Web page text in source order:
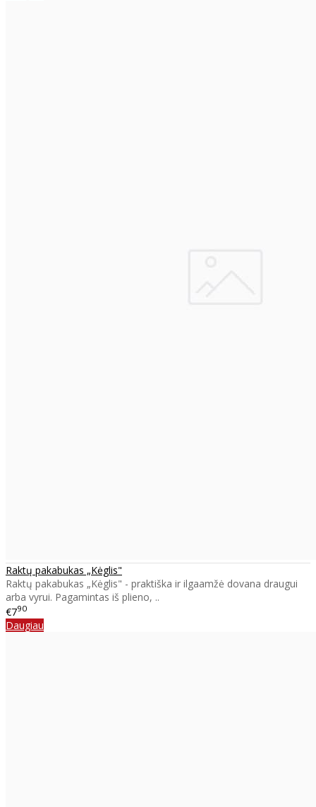
Raktų pakabukas „Kėglis"
Raktų pakabukas „Kėglis" - praktiška ir ilgaamžė dovana draugui
arba vyrui. Pagamintas iš plieno, ..
€790
Daugiau